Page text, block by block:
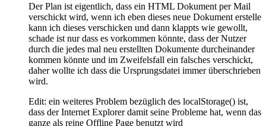
Der Plan ist eigentlich, dass ein HTML Dokument per Mail
verschickt wird, wenn ich eben dieses neue Dokument erstelle
kann ich dieses verschicken und dann klappts wie gewollt,
schade ist nur dass es vorkommen könnte, dass der Nutzer
durch die jedes mal neu erstellten Dokumente durcheinander
kommen könnte und im Zweifelsfall ein falsches verschickt,
daher wollte ich dass die Ursprungsdatei immer überschrieben
wird.
Edit: ein weiteres Problem bezüglich des localStorage() ist,
dass der Internet Explorer damit seine Probleme hat, wenn das
ganze als reine Offline Page benutzt wird